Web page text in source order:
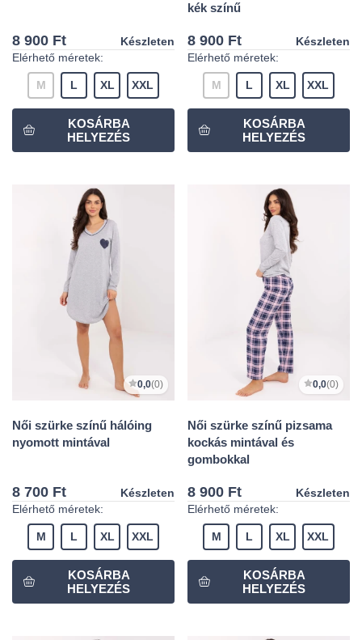
8 900 Ft
Készleten
Elérhető méretek:
M L XL XXL
kék színű
8 900 Ft
Készleten
Elérhető méretek:
M L XL XXL
0,0(0)
Női szürke színű hálóing
nyomott mintával
8 700 Ft
Készleten
Elérhető méretek:
M L XL XXL
0,0(0)
Női szürke színű pizsama
kockás mintával és
gombokkal
8 900 Ft
Készleten
Elérhető méretek:
M L XL XXL